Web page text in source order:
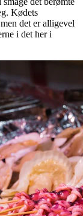
Kødets
det er alligevel
i det her i